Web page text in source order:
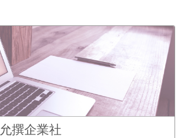
允撰企業社